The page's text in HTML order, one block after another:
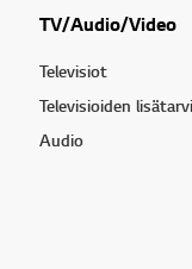
TV/Audio/Video
Televisiot
Televisioiden
Audio